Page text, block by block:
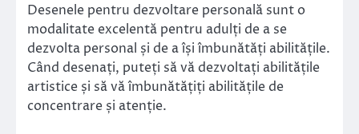
Desenele pentru dezvoltare personală sunt o
modalitate excelentă pentru adulți de a se
dezvolta personal și de a își îmbunătăți abilitățile.
Când desenați, puteți să vă dezvoltați abilitățile
artistice și să vă îmbunătățiți abilitățile de
concentrare și atenție.